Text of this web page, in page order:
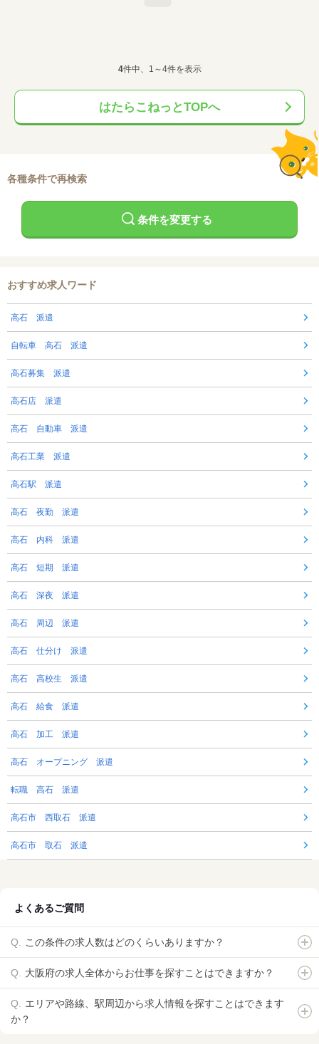
4件中、1～4件を表示
はたらこねっとTOPへ
各種条件で再検索
条件を変更する
おすすめ求人ワード
高石 派遣
自転車 高石 派遣
高石募集 派遣
高石店 派遣
高石 自動車 派遣
高石工業 派遣
高石駅 派遣
高石 夜勤 派遣
高石 内科 派遣
高石 短期 派遣
高石 深夜 派遣
高石 周辺 派遣
高石 仕分け 派遣
高石 高校生 派遣
高石 給食 派遣
高石 加工 派遣
高石 オープニング 派遣
転職 高石 派遣
高石市 西取石 派遣
高石市 取石 派遣
よくあるご質問
この条件の求人数はどのくらいありますか？
大阪府の求人全体からお仕事を探すことはできますか？
エリアや路線、駅周辺から求人情報を探すことはできます
か？